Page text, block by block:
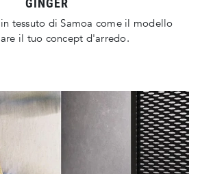
GINGER
tessuto di Samoa come il modello
il tuo concept d'arredo.